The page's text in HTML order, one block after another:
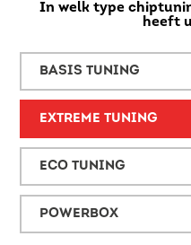
In welk type
heeft
BASIS TUNING
EXTREME TUNING
ECO TUNING
POWERBOX